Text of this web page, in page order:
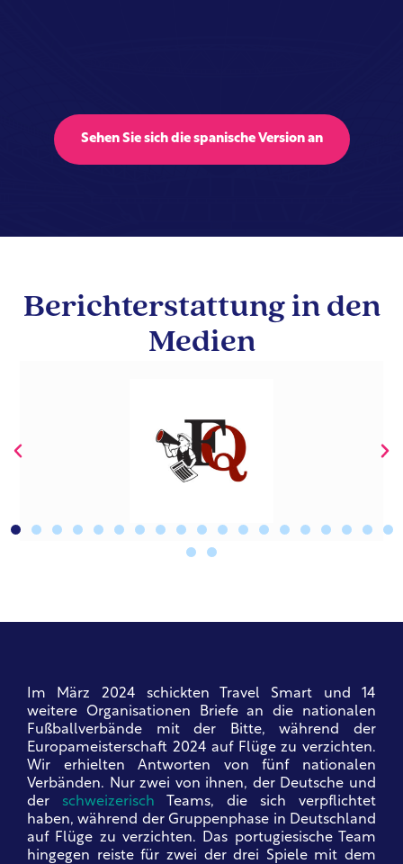
Sehen Sie sich die spanische Version an
Berichterstattung in den
Medien
Im März 2024 schickten Travel Smart und 14
weitere Organisationen Briefe an die nationalen
Fußballverbände mit der Bitte, während der
Europameisterschaft 2024 auf Flüge zu verzichten.
Wir erhielten Antworten von fünf nationalen
Verbänden.
Nur zwei von ihnen, der Deutsche und
der schweizerisch Teams, die sich verpflichtet
haben, während der Gruppenphase in Deutschland
auf Flüge zu verzichten. Das portugiesische Team
hingegen reiste für zwei der drei Spiele mit dem